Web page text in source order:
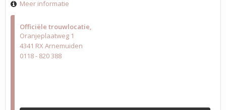
Officiële trouwlocatie
Oranjeplaatweg 1
4341 RX Arnemuiden
0118 - 820 388
Meer informatie